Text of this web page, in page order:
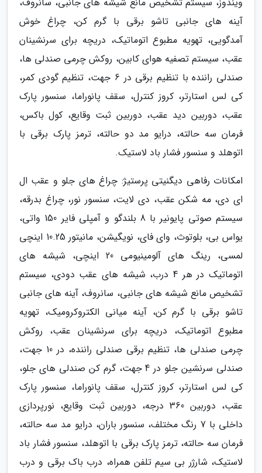
آینه های جانبی تاشو برقی با گرم کن، چراغ خوش
آمدگویی، تهویه مطبوع اتوماتیک، دریچه برای سرنشینان
عقب، سیستم تصفیه هوای کابین، روکش چرمی صندلی ها،
صندلی راننده با تنظیم برقی در 6 جهت، تنظیم گودی کمر،
کی لس استارتر، کروز کنترل، سقف پانوراما، سنسور پارک
عقب، دوربین دید عقب، دوربین ثبت وقایع، کول باکس،
فرمان سه حالته، درایو مد دو حالته، ترمز پارک برقی با
اتوهلد و سنسور فشار باد لاستیک.
امکانات رفاهی دیگنیتی پرستیژ: چراغ های جلو و عقب ال
ای دی، مه شکن عقب، دی لایت، سنسور نور، چراغ بدرقه،
سیستم صوتی پایونیر با 8 بلندگو و آمپلی فایر 150 واتی،
یواس بی، بلوتوث، وای فای، نویگیشن، مانیتور 10.25 اینچی
لمسی، رینگ های آلومینیومی 20 اینچی، شیشه های
اتوماتیک در هر 4 درب، شیشه های عقب دودی، سیستم
تشخیص مانع شیشه های جانبی، سانروف، آینه های جانبی
تاشو برقی با گرم کن، آینه میانی الکتروکرومیک، تهویه
مطبوع اتوماتیک، دریچه برای سرنشینان عقب، روکش
چرمی صندلی ها، تنظیم برقی صندلی راننده، در 10 جهت،
صندلی سرنشین جلو در 4 جهت، گرم کن صندلی های جلو،
کی لس استارتر، کروز کنترل، سقف پانوراما، سنسور پارک
عقب، دوربین 360 درجه، دوربین ثبت وقایع، نورپردازی
داخلی با 7 رنگ مختلف، سنسور باران، درایو مد سه حالته،
فرمان سه حالته، ترمز پارک برقی با اتوهلد، سنسور فشار باد
لاستیک، شارژر بی سیم تلفن همراه، درب باک برقی و درب